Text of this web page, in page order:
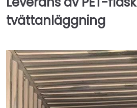
tvättanläggning